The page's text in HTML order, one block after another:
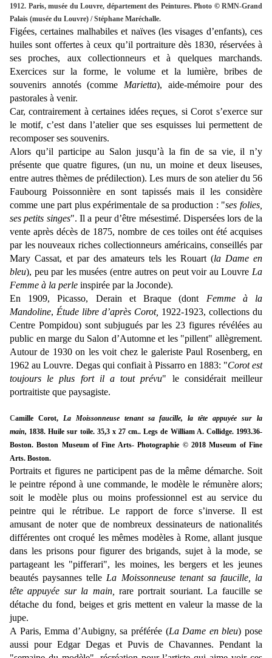
1912. Paris, musée du Louvre, département des Peintures. Photo ©RMN-Grand
Palais (musée du Louvre) / Stéphane Maréchalle.
Figées, certaines malhabiles et naïves (les visages d’enfants), ces
huiles sont offertes à ceux qu’il portraiture dès 1830, réservées à
ses proches, aux collectionneurs et à quelques marchands.
Exercices sur la forme, le volume et la lumière, bribes de
souvenirs annotés (comme Marietta), aide-mémoire pour des
pastorales à venir.
Car, contrairement à certaines idées reçues, si Corot s’exerce sur
le motif, c’est dans l’atelier que ses esquisses lui permettent de
recomposer ses souvenirs.
Alors qu’il participe au Salon jusqu’à la fin de sa vie, il n’y
présente que quatre figures, (un nu, un moine et deux liseuses,
entre autres thèmes de prédilection). Les murs de son atelier du 56
Faubourg Poissonnière en sont tapissés mais il les considère
comme une part plus expérimentale de sa production : "ses folies,
ses petits singes". Il a peur d’être mésestimé. Dispersées lors de la
vente après décès de 1875, nombre de ces toiles ont été acquises
par les nouveaux riches collectionneurs américains, conseillés par
Mary Cassat, et par des amateurs tels les Rouart (la Dame en
bleu), peu par les musées (entre autres on peut voir au Louvre La
Femme à la perle inspirée par la Joconde).
En 1909, Picasso, Derain et Braque (dont Femme à la
Mandoline, Étude libre d’après Corot, 1922-1923, collections du
Centre Pompidou) sont subjugués par les 23 figures révélées au
public en marge du Salon d’Automne et les "pillent" allègrement.
Autour de 1930 on les voit chez le galeriste Paul Rosenberg, en
1962 au Louvre. Degas qui confiait à Pissarro en 1883: "Corot est
toujours le plus fort il a tout prévu" le considérait meilleur
portraitiste que paysagiste.
Camille Corot, La Moissonneuse tenant sa faucille, la tête appuyée sur la
main, 1838. Huile sur toile. 35,3 x 27 cm.. Legs de William A. Collidge. 1993.36-
Boston. Boston Museum of Fine Arts- Photographie © 2018 Museum of Fine
Arts. Boston.
Portraits et figures ne participent pas de la même démarche. Soit
le peintre répond à une commande, le modèle le rémunère alors;
soit le modèle plus ou moins professionnel est au service du
peintre qui le rétribue. Le rapport de force s’inverse. Il est
amusant de noter que de nombreux dessinateurs de nationalités
différentes ont croqué les mêmes modèles à Rome, allant jusque
dans les prisons pour figurer des brigands, sujet à la mode, se
partageant les "pifferari", les moines, les bergers et les jeunes
beautés paysannes telle La Moissonneuse tenant sa faucille, la
tête appuyée sur la main,
rare portrait souriant. La faucille se
détache du fond, beiges et gris mettent en valeur la masse de la
jupe.
A Paris, Emma d’Aubigny, sa préférée (La Dame en bleu) pose
aussi pour Edgar Degas et Puvis de Chavannes. Pendant la